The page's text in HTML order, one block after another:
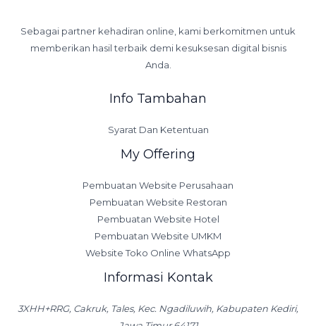
Sebagai partner kehadiran online, kami berkomitmen untuk
memberikan hasil terbaik demi kesuksesan digital bisnis
Anda.
Info Tambahan
Syarat Dan Ketentuan
My Offering
Pembuatan Website Perusahaan
Pembuatan Website Restoran
Pembuatan Website Hotel
Pembuatan Website UMKM
Website Toko Online WhatsApp
Informasi Kontak
3XHH+RRG, Cakruk, Tales, Kec. Ngadiluwih, Kabupaten Kediri,